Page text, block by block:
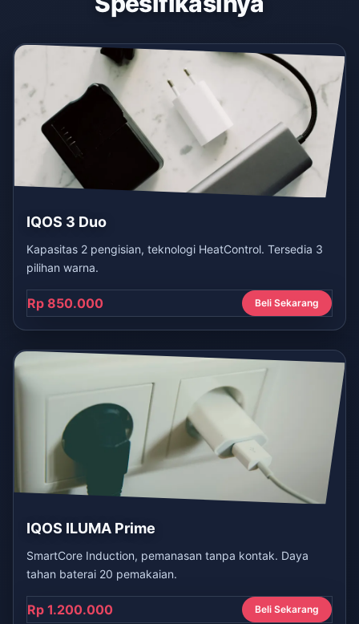
IQOS 3 Duo
Kapasitas 2 pengisian, teknologi HeatControl. Tersedia 3
pilihan warna.
Rp 850.000 Beli Sekarang
IQOS ILUMA Prime
SmartCore Induction, pemanasan tanpa kontak. Daya
tahan baterai 20 pemakaian.
Rp 1.200.000 Beli Sekarang